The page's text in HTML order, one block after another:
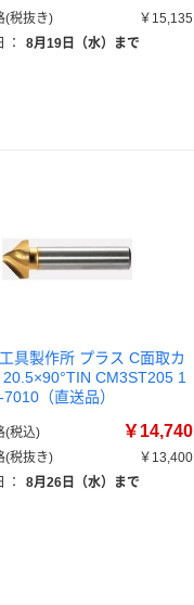
(税抜き)
￥15,135
： 8月19日（水）まで
具製作所 プラス C面取カ
20.5×90°TIN CM3ST205 1
（直送品）
(税込) ￥14,740
(税抜き)
￥13,400
： 8月26日（水）まで